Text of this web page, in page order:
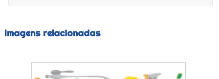
Imagens relacionadas